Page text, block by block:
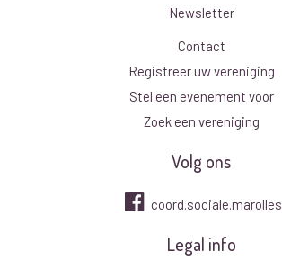
Newsletter
Contact
Registreer uw vereniging
Stel een evenement voor
Zoek een vereniging
Volg ons
coord.sociale.marolles
Legal info